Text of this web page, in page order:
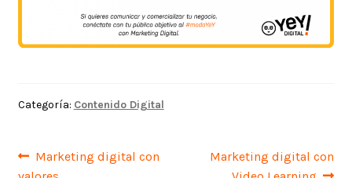
Categoría: Contenido Digital
Navegación
Anterior:
Marketing digital con
Siguiente:
Marketing digital con